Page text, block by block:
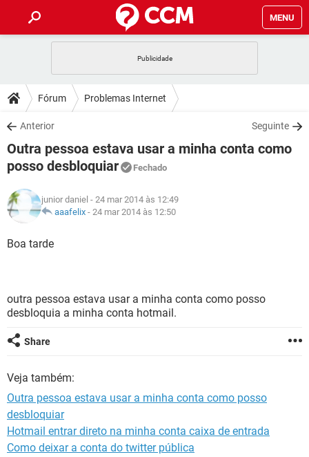
MENU
CELULAR FACEBOOK
OUTLOOK
INSTAGRAM GMAIL
GUIA DE COMPRAS
DICAS
JOGOS WHATSAPP
OUTLOOK
GUIA DE COMPRAS
DOWNLOADS
JOGOS WHATSAPP
CELULAR FACEBOOK
OUTLOOK EXCEL
INSTAGRAM
GUIA DE COMPRAS
CELULAR FACEBOOK
GLOSSÁRIO
JOGOS
CELULAR
GUIA DE COMPRAS
Fórum Problemas Internet
Anterior Seguinte
Outra pessoa estava usar a minha conta como
posso desbloquiar
Fechado
junior daniel - 24 mar 2014 às 12:49
aaafelix - 24 mar 2014 às 12:50
Boa tarde
outra pessoa estava usar a minha conta como posso
desbloquia a minha conta hotmail.
Share
Veja também:
Outra pessoa estava usar a minha conta como posso
desbloquiar
Hotmail entrar direto na minha conta caixa de entrada
Como deixar a conta do twitter pública